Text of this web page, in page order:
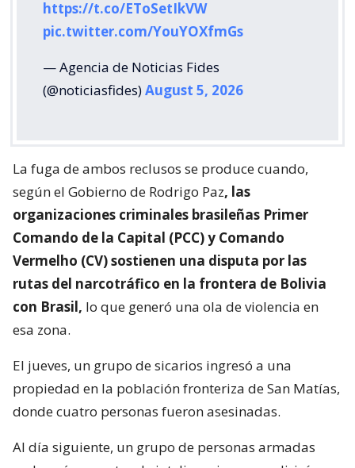
https://t.co/EToSetIkVW
pic.twitter.com/YouYOXfmGs
— Agencia de Noticias Fides
(@noticiasfides)August 5, 2026
La fuga de ambos reclusos se produce cuando,
según el Gobierno de Rodrigo Paz, las
organizaciones criminales brasileñas Primer
Comando de la Capital (PCC) y Comando
Vermelho (CV) sostienen una disputa por las
rutas del narcotráfico en la frontera de Bolivia
con Brasil, lo que generó una ola de violencia en
esa zona.
El jueves, un grupo de sicarios ingresó a una
propiedad en la población fronteriza de San Matías,
donde cuatro personas fueron asesinadas.
Al día siguiente, un grupo de personas armadas